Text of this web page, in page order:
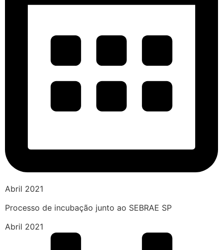
Abril 2021
Processo de incubação junto ao SEBRAE SP
Abril 2021